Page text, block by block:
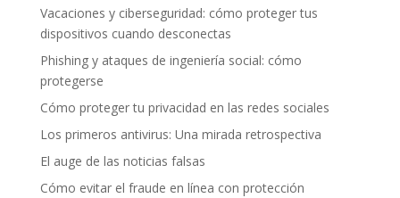
Vacaciones y ciberseguridad: cómo proteger tus
dispositivos cuando desconectas
Phishing y ataques de ingeniería social: cómo
protegerse
Cómo proteger tu privacidad en las redes sociales
Los primeros antivirus: Una mirada retrospectiva
El auge de las noticias falsas
Cómo evitar el fraude en línea con protección